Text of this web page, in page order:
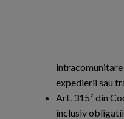
intracomunitare
expedierii sau
Art. 315² din
inclusiv